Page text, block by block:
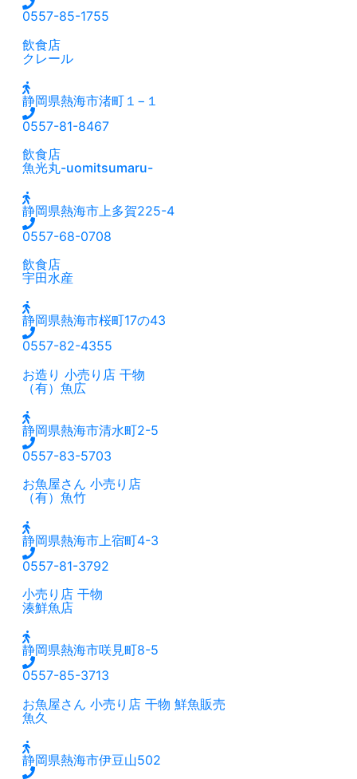
0557-85-1755
飲食店
クレール
静岡県熱海市渚町１−１
0557-81-8467
飲食店
魚光丸-uomitsumaru-
静岡県熱海市上多賀225-4
0557-68-0708
飲食店
宇田水産
静岡県熱海市桜町17の43
0557-82-4355
お造り 小売り店 干物
（有）魚広
静岡県熱海市清水町2-5
0557-83-5703
お魚屋さん 小売り店
（有）魚竹
静岡県熱海市上宿町4-3
0557-81-3792
小売り店 干物
湊鮮魚店
静岡県熱海市咲見町8-5
0557-85-3713
お魚屋さん 小売り店 干物 鮮魚販売
魚久
静岡県熱海市伊豆山502